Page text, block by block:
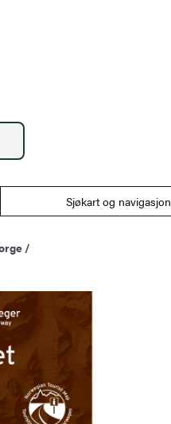
Sjøkart og navigasjon
/